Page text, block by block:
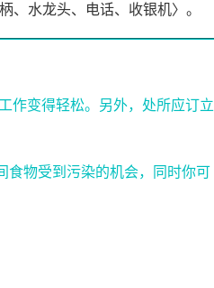
、水龙头、电话、收银机〉。
作变得轻松。另外，处所应订立
食物受到污染的机会，同时你可